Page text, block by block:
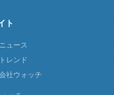
ト
ュース
レンド
社ウォッチ